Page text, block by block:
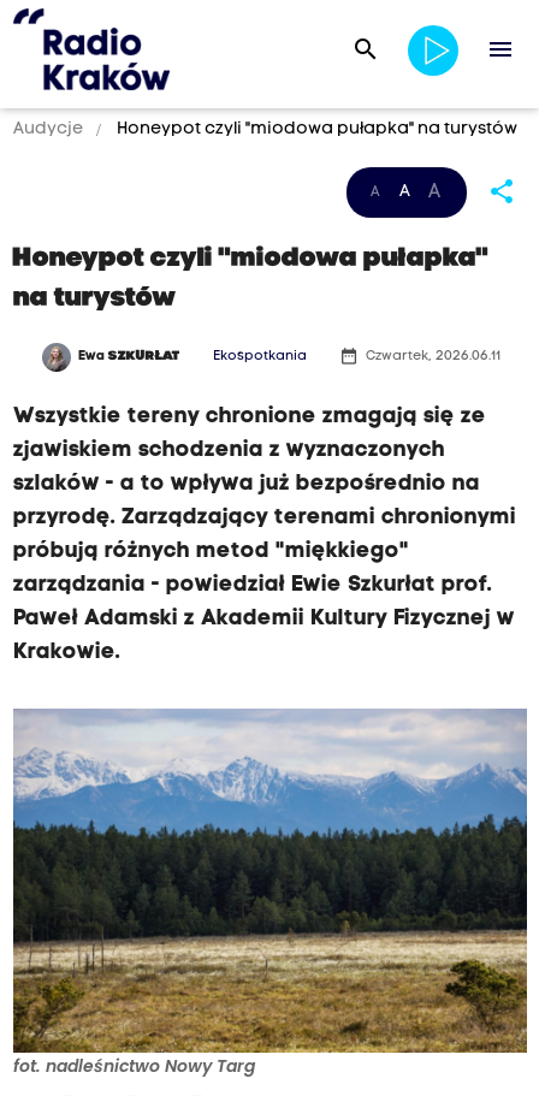
search menu
Audycje Honeypot czyli "miodowa pułapka" na turystów
A A A share
Honeypot czyli "miodowa pułapka"
na turystów
EwaSZKURŁAT Ekospotkania date_range Czwartek, 2026.06.11
Wszystkie tereny chronione zmagają się ze
zjawiskiem schodzenia z wyznaczonych
szlaków - a to wpływa już bezpośrednio na
przyrodę. Zarządzający terenami chronionymi
próbują różnych metod "miękkiego"
zarządzania - powiedział Ewie Szkurłat prof.
Paweł Adamski z Akademii Kultury Fizycznej w
Krakowie.
fot. nadleśnictwo Nowy Targ